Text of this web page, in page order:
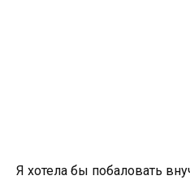
Я хотела бы побаловать